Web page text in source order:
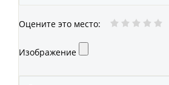
Оцените это место:
Изображение